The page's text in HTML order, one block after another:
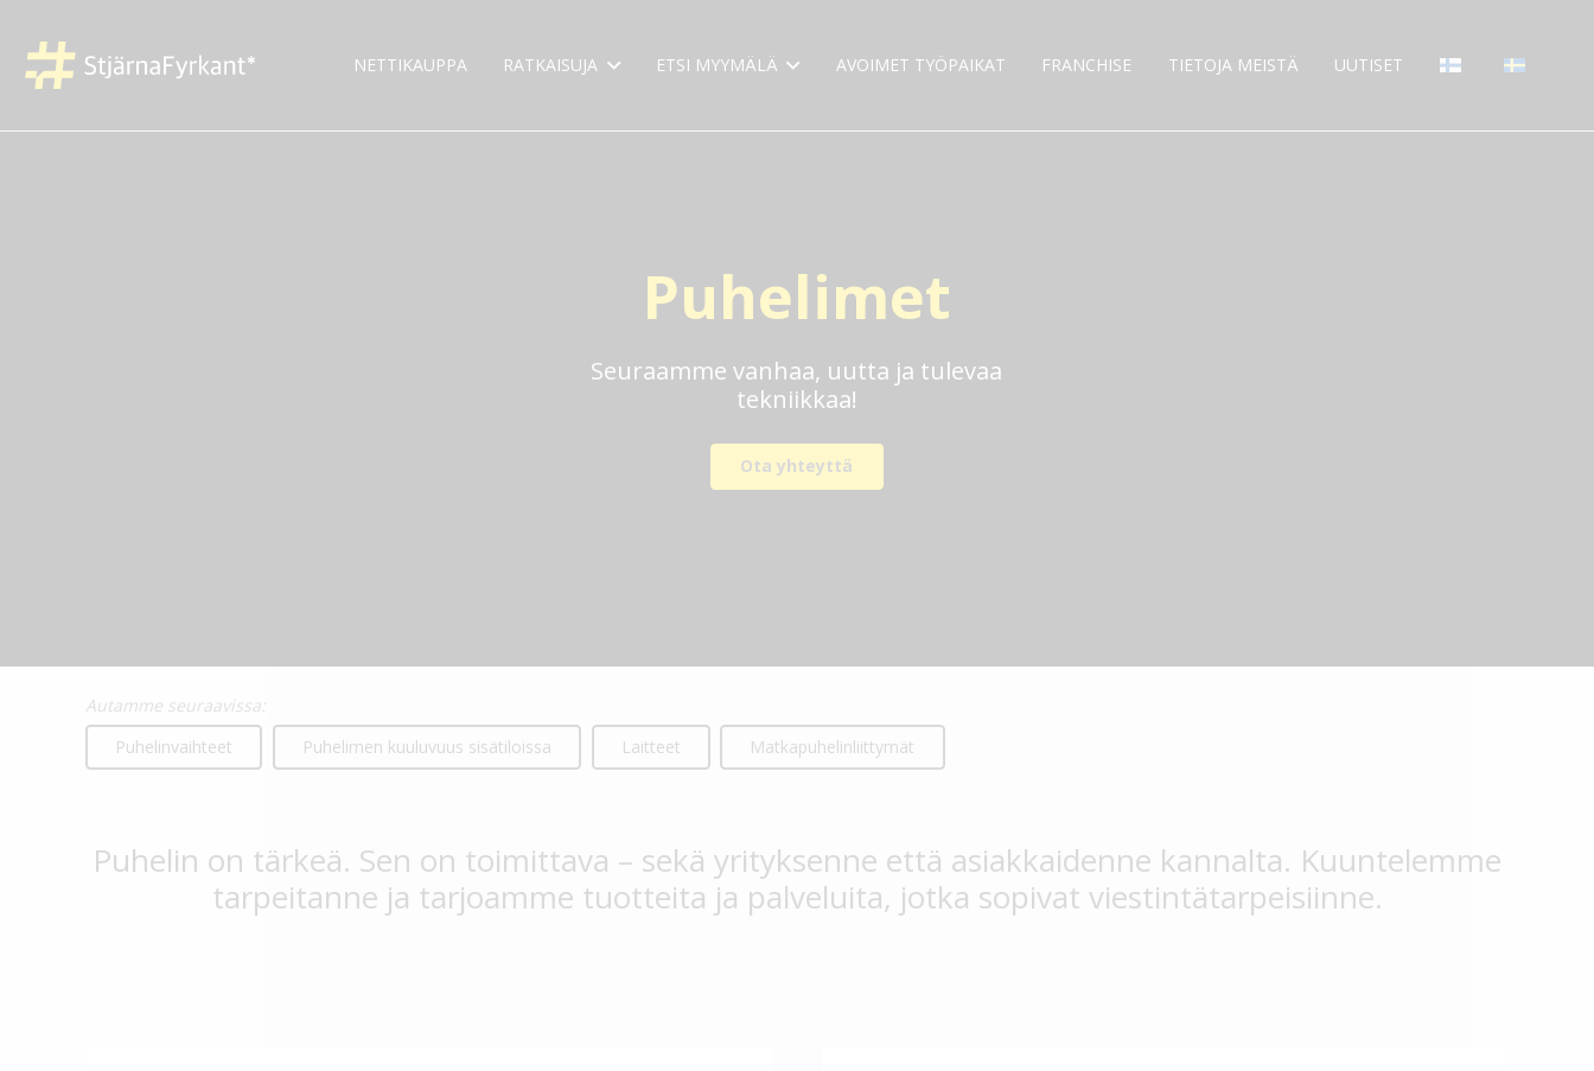
NETTIKAUPPA RATKAISUJA ETSI MYYMÄLÄ AVOIMET TYÖPAIKAT FRANCHISE TIETOJA MEISTÄ UUTISET
Puhelimet
Seuraamme vanhaa, uutta ja tulevaa
tekniikkaa!
Ota yhteyttä
Autamme seuraavissa:
Puhelinvaihteet
Puhelimen kuuluvuus sisätiloissa Laitteet Matkapuhelinliittymät
Puhelin on tärkeä. Sen on toimittava – sekä yrityksenne että asiakkaidenne kannalta. Kuuntelemme
tarpeitanne ja tarjoamme tuotteita ja palveluita, jotka sopivat viestintätarpeisiinne.